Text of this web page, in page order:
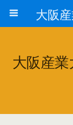
大阪産